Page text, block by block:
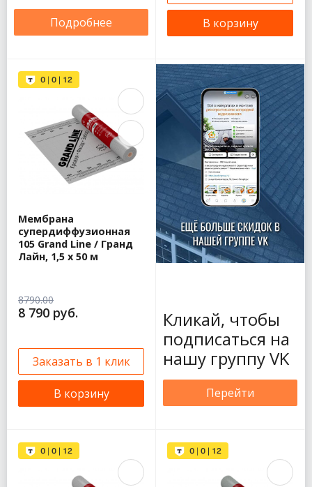
Подробнее В корзину
Мембрана
супердиффузионная
105 Grand Line / Гранд
Лайн, 1,5 x 50 м
8790.00
8 790 руб.
Заказать в 1 клик
В корзину
Кликай, чтобы
подписаться на
нашу группу VK
Перейти